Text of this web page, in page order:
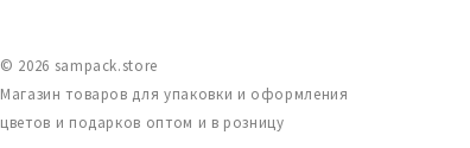
© 2026 sampack.store
Магазин товаров для упаковки и оформления
цветов и подарков оптом и в розницу